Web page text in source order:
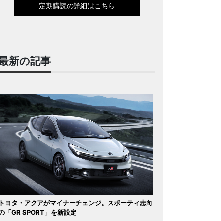
定期購読の詳細はこちら
新の記事
ヨタ・アクアがマイナーチェンジ。スポーティ志向
「GR SPORT」を新設定